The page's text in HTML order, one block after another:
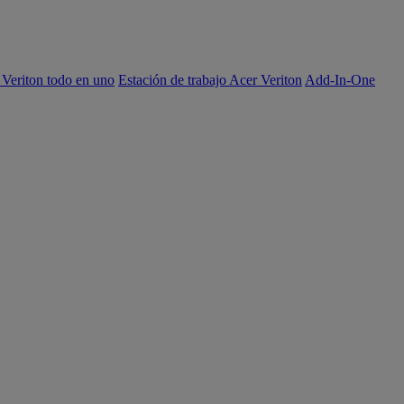
todo en uno Estación de trabajo Acer Veriton Add-In-One